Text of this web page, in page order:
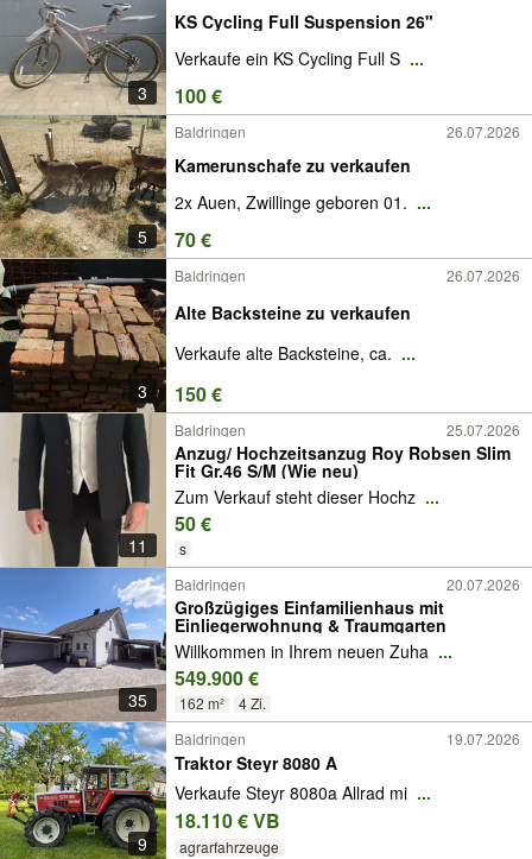
3
KS Cycling Full Suspension 26"
Verkaufe ein KS Cycling Full S ...
100 €
5
Baldringen 26.07.2026
Kamerunschafe zu verkaufen
2x Auen, Zwillinge geboren 01. ...
70 €
3
Baldringen 26.07.2026
Alte Backsteine zu verkaufen
Verkaufe alte Backsteine, ca. ...
150 €
11
Baldringen 25.07.2026
Anzug/ Hochzeitsanzug Roy Robsen Slim
Fit Gr.46 S/M (Wie neu)
Zum Verkauf steht dieser Hochz ...
50 €
s
35
Baldringen 20.07.2026
Großzügiges Einfamilienhaus mit
Einliegerwohnung & Traumgarten
Willkommen in Ihrem neuen Zuha ...
549.900 €
162 m² 4 Zi.
9
Baldringen 19.07.2026
Traktor Steyr 8080 A
Verkaufe Steyr 8080a Allrad mi ...
18.110 € VB
agrarfahrzeuge